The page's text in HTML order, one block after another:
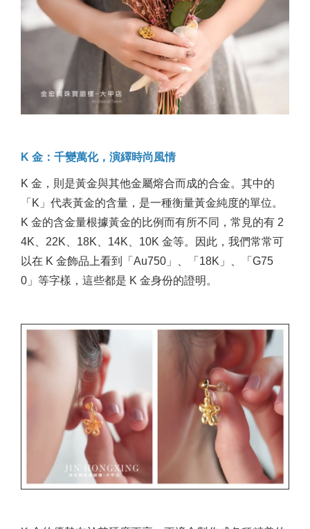
K 金：千變萬化，演繹時尚風情
K 金，則是黃金與其他金屬熔合而成的合金。其中的
「K」代表黃金的含量，是一種衡量黃金純度的單位。
K 金的含金量根據黃金的比例而有所不同，常見的有 2
4K、22K、18K、14K、10K 金等。因此，我們常常可
以在 K 金飾品上看到「Au750」、「18K」、「G75
0」等字樣，這些都是 K 金身份的證明。